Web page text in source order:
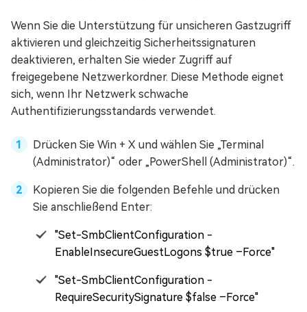
Wenn Sie die Unterstützung für unsicheren Gastzugriff
aktivieren und gleichzeitig Sicherheitssignaturen
deaktivieren, erhalten Sie wieder Zugriff auf
freigegebene Netzwerkordner. Diese Methode eignet
sich, wenn Ihr Netzwerk schwache
Authentifizierungsstandards verwendet.
Drücken Sie Win + X und wählen Sie „Terminal
(Administrator)“ oder „PowerShell (Administrator)“.
Kopieren Sie die folgenden Befehle und drücken
Sie anschließend Enter:
"Set-SmbClientConfiguration -
EnableInsecureGuestLogons $true –Force"
"Set-SmbClientConfiguration -
RequireSecuritySignature $false –Force"